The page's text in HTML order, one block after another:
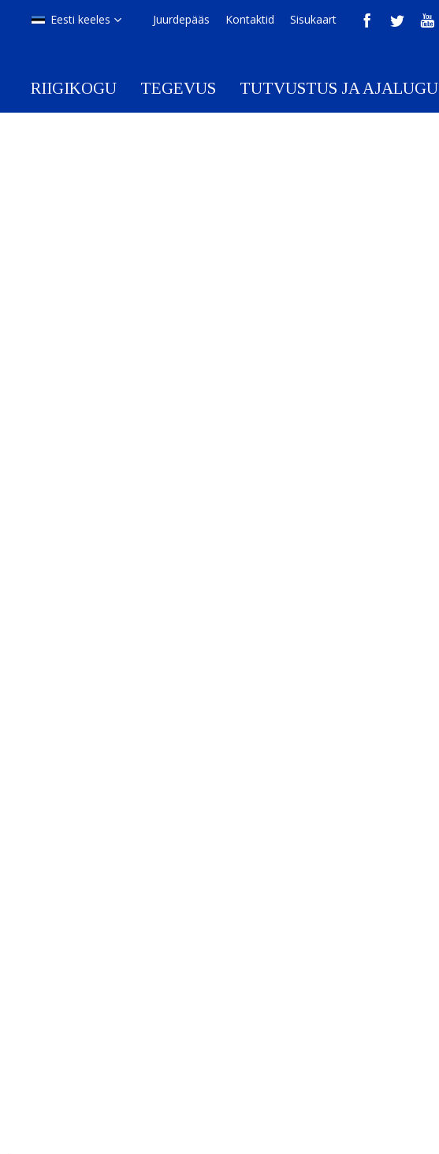
Juurdepääs Kontaktid Sisukaart
Eesti keeles
RIIGIKOGU TEGEVUS TUTVUSTUS JA AJALUGU